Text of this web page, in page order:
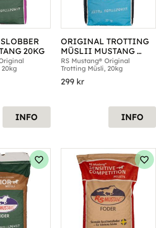
20KG
20kg
INFO
ORIGINAL TROTTING
MÜSLII MUSTANG
20KG
RS Mustang® Original
Trotting Müsli, 20kg
299kr
INFO
Lägg till i favoriter